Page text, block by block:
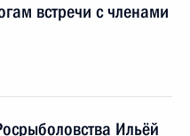
встречи с членами
Ильёй